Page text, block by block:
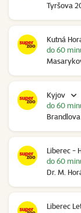
Tyršova
Kutná
do 60
Kyjov
do 60
Liberec -
Dr. M.
do 60
Liberec